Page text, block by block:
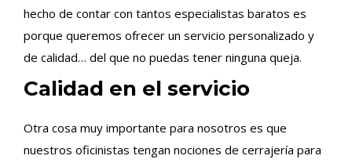
hecho de contar con tantos especialistas baratos es
porque queremos ofrecer un servicio personalizado y
de calidad… del que no puedas tener ninguna queja.
Calidad en el servicio
Otra cosa muy importante para nosotros es que
nuestros oficinistas tengan nociones de cerrajería para